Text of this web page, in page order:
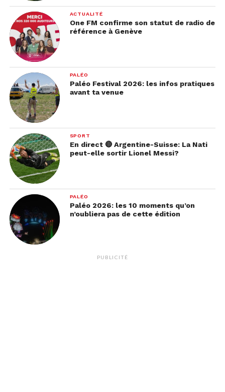
ACTUALITÉ
One FM confirme son statut de radio de
référence à Genève
PALÉO
Paléo Festival 2026: les infos pratiques
avant ta venue
SPORT
En direct 🔴 Argentine-Suisse: La Nati
peut-elle sortir Lionel Messi?
PALÉO
Paléo 2026: les 10 moments qu’on
n’oubliera pas de cette édition
PUBLICITÉ